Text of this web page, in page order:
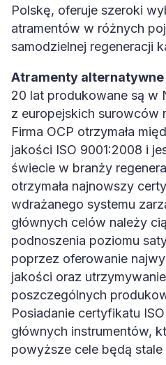
Polskę, oferuje szeroki
atramentów w różnych
samodzielnej regeneracji
Atramenty alternatywne
20 lat produkowane są w
z europejskich surowców
Firma OCP otrzymała
jakości ISO 9001:2008 i
świecie w branży
otrzymała najnowszy
wdrażanego systemu
głównych celów należy
podnoszenia poziomu
poprzez oferowanie
jakości oraz
poszczególnych
Posiadanie certyfikatu
głównych instrumentów,
powyższe cele będą stale